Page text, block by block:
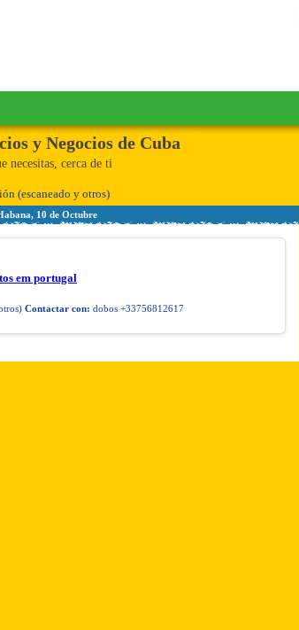
y Negocios de Cuba
necesitas, cerca de ti
(escaneado y otros)
10 de Octubre
em portugal
Contactar con: dobos +33756812617